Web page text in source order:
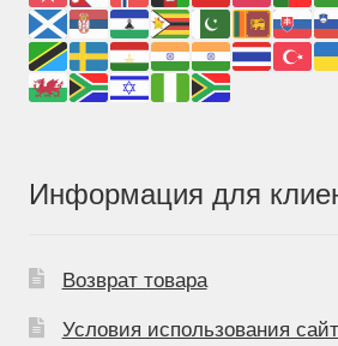
Информация для
Возврат товара
Условия использования